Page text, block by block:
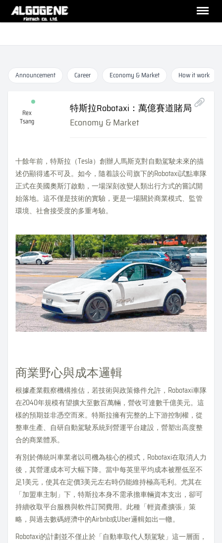
Announcement Career Economy & Market How it work
Rex
Tsang
特斯拉Robotaxi：萬億賽道賭局
Economy & Market
十餘年前，特斯拉（Tesla）創辦人馬斯克對自動駕駛未來的描
述仍顯得遙不可及。如今，隨着該公司旗下的Robotaxi試點車隊
正式在美國奧斯汀啟動，一場深刻改變人類出行方式的嘗試開
始落地。這不僅是技術的實驗，更是一場關於商業模式、監管
環境、社會接受度的多重考驗。
商業野心與成本邏輯
根據產業觀察機構推估，若技術與政策條件允許，Robotaxi車隊
在2040年規模有望擴大至數百萬輛，營收可達數千億美元。這
樣的預期並非憑空而來。特斯拉擁有完整的上下游控制權，從
整車生產、自研自動駕駛系統到營運平台建設，營塑出高度整
合的商業體系。
有別於傳統叫車業者以司機為核心的模式，Robotaxi在取消人力
後，其營運成本可大幅下降。當中每英里平均成本被壓低至不
足1美元，使其在定價3美元左右時仍能維持極高毛利。尤其在
「加盟車主制」下，特斯拉本身不需承擔車輛資本支出，卻可
持續收取平台服務與軟件訂閱費用。此種「輕資產擴張」策
略，與過去數碼經濟中的Airbnb或Uber邏輯如出一轍。
Robotaxi的計劃並不僅止於「自動車取代人類駕駛」這一層面，